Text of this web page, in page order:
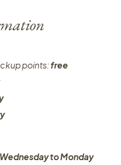
points:free
to Monday​